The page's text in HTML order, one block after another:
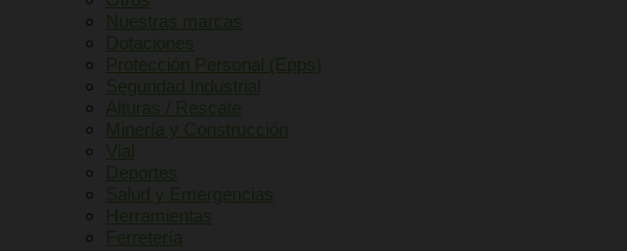
Nuestras marcas
Dotaciones
Protección Personal (Epps)
Seguridad Industrial
Alturas / Rescate
Minería y Construcción
Vial
Deportes
Salud y Emergencias
Herramientas
Ferretería